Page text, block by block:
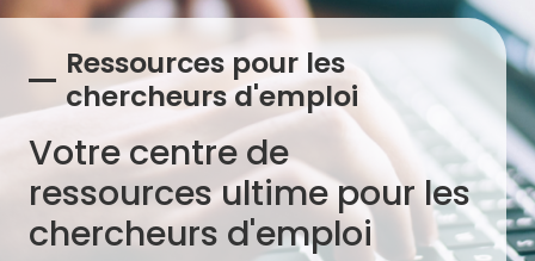
Ressources pour les
chercheurs d'emploi
Votre centre de
ressources ultime pour les
chercheurs d'emploi